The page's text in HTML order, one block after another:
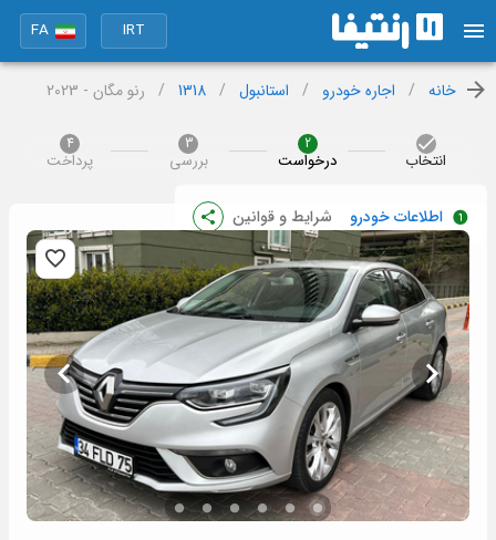
IRT
FA
خانه / اجاره خودرو / استانبول /
1318
/ رنو مگان - 2023
انتخاب
2
درخواست
3
بررسی
4
پرداخت
اطلاعات خودرو شرایط و قوانین